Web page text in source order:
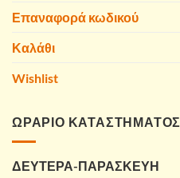
Επαναφορά κωδικού
Καλάθι
Wishlist
ΩΡΑΡΙΟ ΚΑΤΑΣΤΗΜΑΤΟΣ
ΔΕΥΤΕΡΑ-ΠΑΡΑΣΚΕΥΗ